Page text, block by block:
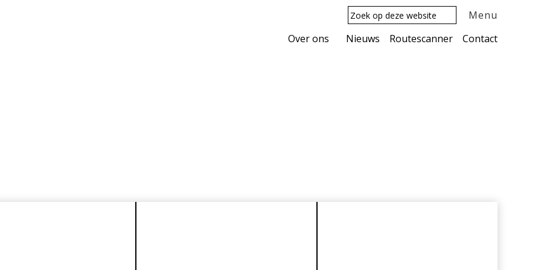
Menu
Zoek
op
website
Over ons Nieuws Routescanner Contact